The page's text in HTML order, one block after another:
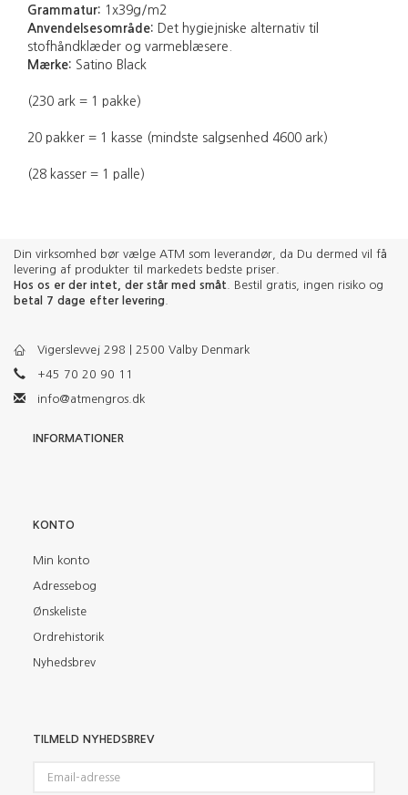
Grammatur: 1x39g/m2
Anvendelsesområde: Det hygiejniske alternativ til
stofhåndklæder og varmeblæsere.
Mærke: Satino Black
(230 ark = 1 pakke)
20 pakker = 1 kasse (mindste salgsenhed 4600 ark)
(28 kasser = 1 palle)
Din virksomhed bør vælge ATM som leverandør, da Du dermed vil få
levering af produkter til markedets bedste priser.
Hos os er der intet, der står med småt . Bestil gratis, ingen risiko og
betal 7 dage efter levering
Vigerslevvej 298 | 2500 Valby Denmark
+45 70 20 90 11
info@atmengros.dk
INFORMATIONER
KONTO
Min konto
Adressebog
Ønskeliste
Ordrehistorik
Nyhedsbrev
TILMELD NYHEDSBREV
adresse